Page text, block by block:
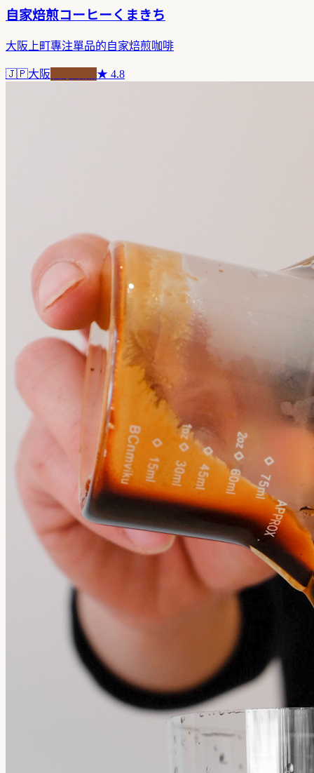
自家焙煎コーヒーくまきち
大阪上町專注單品的自家焙煎咖啡
🇯🇵大阪 ★ 4.8